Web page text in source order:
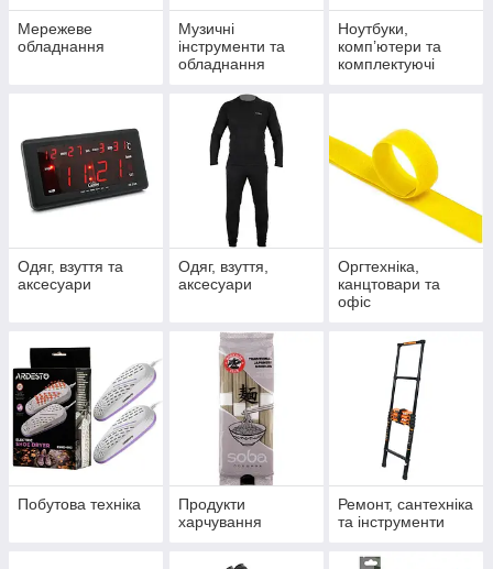
Мережеве
обладнання
Музичні
інструменти та
обладнання
Ноутбуки,
комп’ютери та
комплектуючі
Одяг, взуття та
аксесуари
Одяг, взуття,
аксесуари
Оргтехніка,
канцтовари та
офіс
Побутова техніка
Продукти
харчування
Ремонт, сантехніка
та інструменти